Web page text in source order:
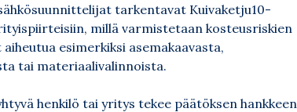
tarkentavat Kuivaketju10-
millä varmistetaan kosteusriskien
esimerkiksi asemakaavasta,
tai materiaalivalinnoista.
henkilö tai yritys tekee päätöksen hankkeen